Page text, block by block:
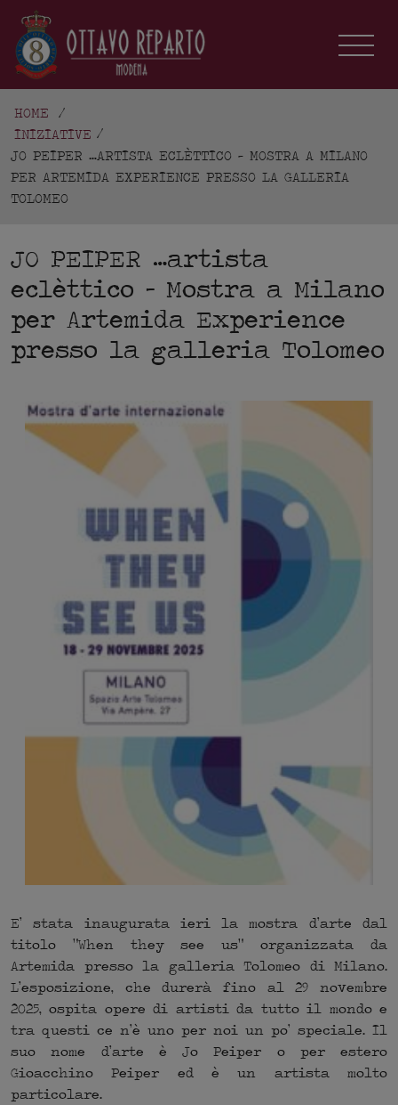
HOME
/
INIZIATIVE
JO PEIPER …ARTISTA ECLÈTTICO - MOSTRA A MILANO
PER ARTEMIDA EXPERIENCE PRESSO LA GALLERIA
TOLOMEO
JO PEIPER …artista
eclèttico – Mostra a Milano
per Artemida Experience
presso la galleria Tolomeo
E’ stata inaugurata ieri la mostra d’arte dal
titolo “When they see us” organizzata da
Artemida presso la galleria Tolomeo di Milano.
L’esposizione, che durerà fino al 29 novembre
2025, ospita opere di artisti da tutto il mondo e
tra questi ce n’è uno per noi un po’ speciale. Il
suo nome d’arte è Jo Peiper o per estero
Gioacchino Peiper ed è un artista molto
particolare.